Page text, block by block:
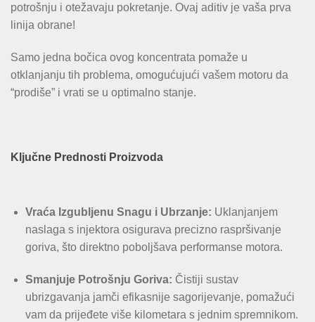
potrošnju i otežavaju pokretanje. Ovaj aditiv je vaša prva
linija obrane!
Samo jedna bočica ovog koncentrata pomaže u
otklanjanju tih problema, omogućujući vašem motoru da
“prodiše” i vrati se u optimalno stanje.
Ključne Prednosti Proizvoda
Vraća Izgubljenu Snagu i Ubrzanje: Uklanjanjem
naslaga s injektora osigurava precizno raspršivanje
goriva, što direktno poboljšava performanse motora.
Smanjuje Potrošnju Goriva: Čistiji sustav
ubrizgavanja jamči efikasnije sagorijevanje, pomažući
vam da prijeđete više kilometara s jednim spremnikom.